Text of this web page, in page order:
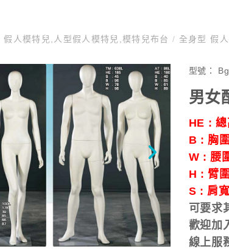
假人模特兒,人型假人模特兒,模特兒布台/ 全身型 假
型號：
男女
HE : 總
B : 胸
W : 腰
H : 臂
S : 肩
可要求
歡迎加
線上服